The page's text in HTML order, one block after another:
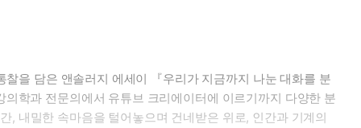
을 담은 앤솔러지 에세이 『우리가 지금까지 나눈 대화를 분
의학과 전문의에서 유튜브 크리에이터에 이르기까지 다양한 분
, 내밀한 속마음을 털어놓으며 건네받은 위로, 인간과 기계의